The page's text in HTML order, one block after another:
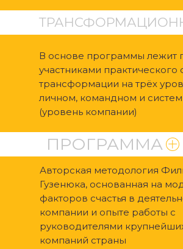
В основе программы лежит
участниками практического
трансформации на трёх
личном, командном и
(уровень компании)
ПРОГРАММА
Авторская методология
Гузенюка, основанная на
факторов счастья в
компании и опыте работы с
руководителями
компаний страны